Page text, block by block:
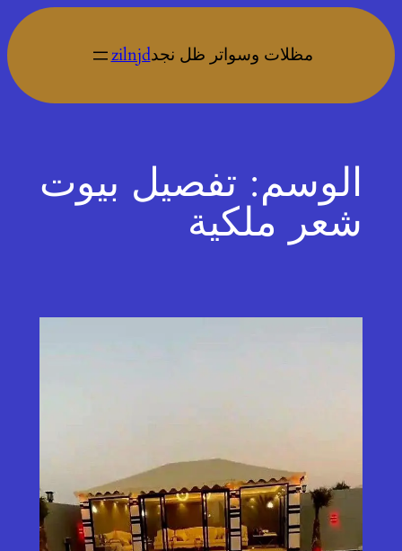
تخطى
إلى
المحتوى
مظلات وسواتر ظل نجدzilnjd
الوسم: تفصيل بيوت
شعر ملكية